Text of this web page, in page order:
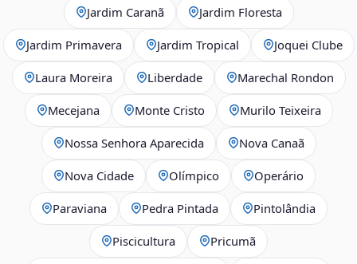
Jardim Caranã Jardim Floresta
Jardim Primavera Jardim Tropical Joquei Clube
Laura Moreira Liberdade Marechal Rondon
Mecejana Monte Cristo Murilo Teixeira
Nossa Senhora Aparecida Nova Canaã
Nova Cidade Olímpico Operário
Paraviana Pedra Pintada Pintolândia
Piscicultura Pricumã